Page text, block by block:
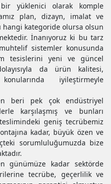
yüklenici olarak komple
plan, dizayn, imalat ve
hangi kategoride olursa olsun
İnanıyoruz ki bu tarz
sistemler konusunda
tesislerini yeni ve güncel
da ürün kalitesi,
iyileştirmeyle
beri pek çok endüstriyel
karşılaşmış ve bunları
geniş tecrübemiz
kadar, büyük özen ve
sorumluluğumuzda bize
günümüze kadar sektörde
tecrübe, geçerlilik ve